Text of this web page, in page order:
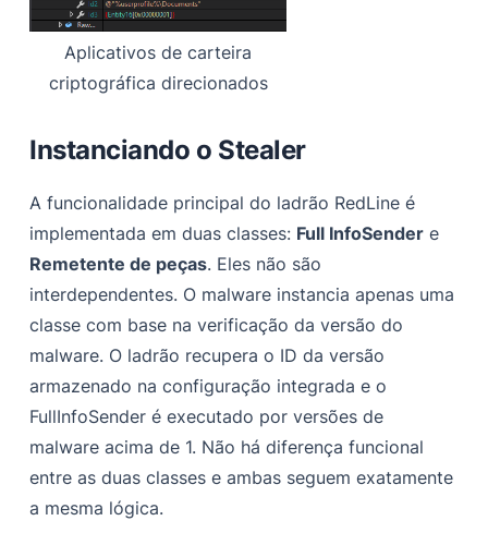
Aplicativos de carteira
criptográfica direcionados
Instanciando o Stealer
A funcionalidade principal do ladrão RedLine é
implementada em duas classes: Full InfoSender e
Remetente de peças. Eles não são
interdependentes. O malware instancia apenas uma
classe com base na verificação da versão do
malware. O ladrão recupera o ID da versão
armazenado na configuração integrada e o
FullInfoSender é executado por versões de
malware acima de 1. Não há diferença funcional
entre as duas classes e ambas seguem exatamente
a mesma lógica.